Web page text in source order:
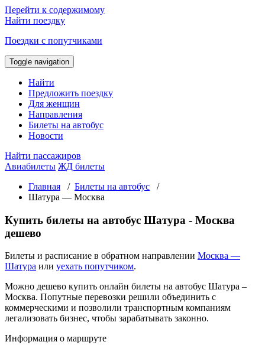
Перейти к содержимому
Найти поездку
Поездки с попутчиками
Toggle navigation
Найти
Предложить поездку
Для женщин
Направления
Билеты на автобус
Новости
Найти пассажиров
Авиабилеты ЖД билеты
Главная / Билеты на автобус /
Шатура — Москва
Купить билеты на автобус Шатура - Москва
дешево
Билеты и расписание в обратном направлении Москва —
Шатура или уехать попутчиком.
Можно дешево купить онлайн билеты на автобус Шатура –
Москва. Попутные перевозки решили объединить с
коммерческими и позволили транспортным компаниям
легализовать бизнес, чтобы зарабатывать законно.
Информация о маршруте